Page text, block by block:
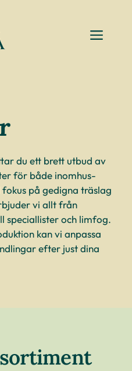
du ett brett utbud av
för både inomhus-
på gedigna träslag
vi allt från
speciallister och limfog.
kan vi anpassa
efter just dina